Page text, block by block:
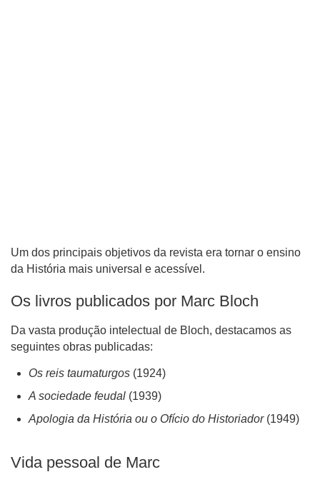
Um dos principais objetivos da revista era tornar o ensino
da História mais universal e acessível.
Os livros publicados por Marc Bloch
Da vasta produção intelectual de Bloch, destacamos as
seguintes obras publicadas:
Os reis taumaturgos (1924)
A sociedade feudal (1939)
Apologia da História ou o Ofício do Historiador(1949)
Vida pessoal de Marc